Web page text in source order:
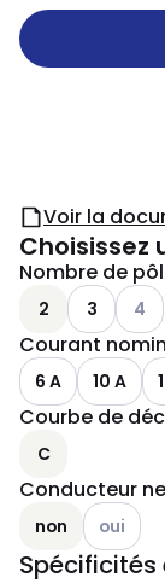
Voir la
Choisissez
Nombre de
2 3 4
Courant
6 A 10 A
Courbe de
C
Conducteur
non Autres
oui
Spécificités